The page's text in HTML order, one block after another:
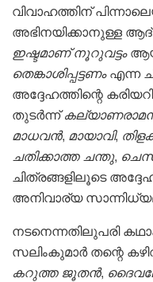
വിവാഹത്തിന്
അഭിനയിക്കാനുള്ള
ഇഷ്ടമാണ് നൂറുവട്ടം
തെങ്കാശിപ്പട്ടണംഎന്ന
അദ്ദേഹത്തിന്റെ
തുടർന്ന്
മാധവൻ, മായാവി,
ചതിക്കാത്ത ചന്തു,
ചിത്രങ്ങളിലൂടെ
അനിവാര്യ
നടനെന്നതിലുപരി
സലിംകുമാർ തന്റെ
കറുത്ത ജൂതൻ,